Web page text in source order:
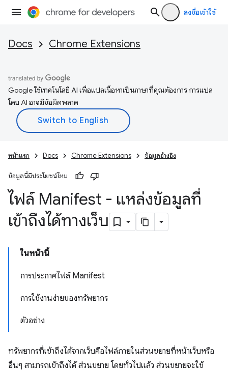
ลงชื่อเข้าใช้
Docs Chrome Extensions
Google ใช้เทคโนโลยี AI เพื่อแปลเนื้อหาเป็นภาษาที่คุณต้องการ การแปล
โดย AI อาจมีข้อผิดพลาด
หน้าแรก Docs Chrome Extensions ข้อมูลอ้างอิง
ข้อมูลนี้มีประโยชน์ไหม
ไฟล์ Manifest - แหล่งข้อมูลที่
เข้าถึงได้ทางเว็บ
ในหน้านี้
การประกาศไฟล์ Manifest
การใช้งานง่ายของทรัพยากร
ตัวอย่าง
ทรัพยากรที่เข้าถึงได้จากเว็บคือไฟล์ภายในส่วนขยายที่หน้าเว็บหรือ
อื่นๆ สามารถเข้าถึงได้ ส่วนขยาย โดยทั่วไปแล้ว ส่วนขยายจะใช้